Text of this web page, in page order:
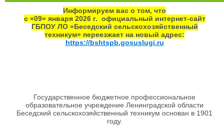
Информируем вас о том, что
с «09» января 2026 г. официальный интернет‑сайт
ГБПОУ ЛО «Беседский сельскохозяйственный
техникум» переезжает на новый адрес:
https://bshtspb.gosuslugi.ru
Государственное бюджетное профессиональное
образовательное учреждение Ленинградской области
Беседский сельскохозяйственный техникум основан в 1901
году.